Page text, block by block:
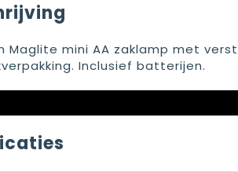
Maglite mini AA zaklamp met
Inclusief batterijen.